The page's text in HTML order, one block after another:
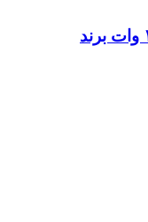
هولدر و شارژر بی‌سیم مگ سیف ۱۵ وات برند